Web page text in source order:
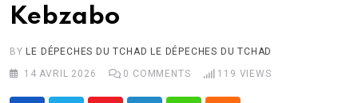
Société
Afrique
International
Kebzabo
BY LE DÉPECHES DU TCHAD LE DÉPECHES DU TCHAD
14 AVRIL 2026
0 COMMENTS 119 VIEWS